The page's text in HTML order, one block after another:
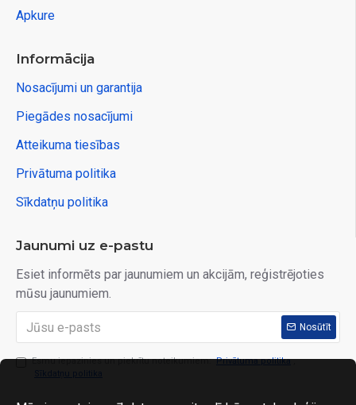
Apkure
Informācija
Nosacījumi un garantija
Piegādes nosacījumi
Atteikuma tiesības
Privātuma politika
Sīkdatņu politika
Jaunumi uz e-pastu
Esiet informēts par jaunumiem un akcijām, reģistrējoties
mūsu jaunumiem.
Nosūtīt
Esmu iepazinies un piekrītu noteikumiem: Privātuma politika ,
Sīkdatņu politika